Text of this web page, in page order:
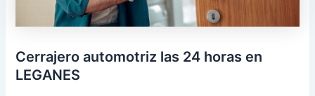
Cerrajero automotriz las 24 horas en
LEGANES